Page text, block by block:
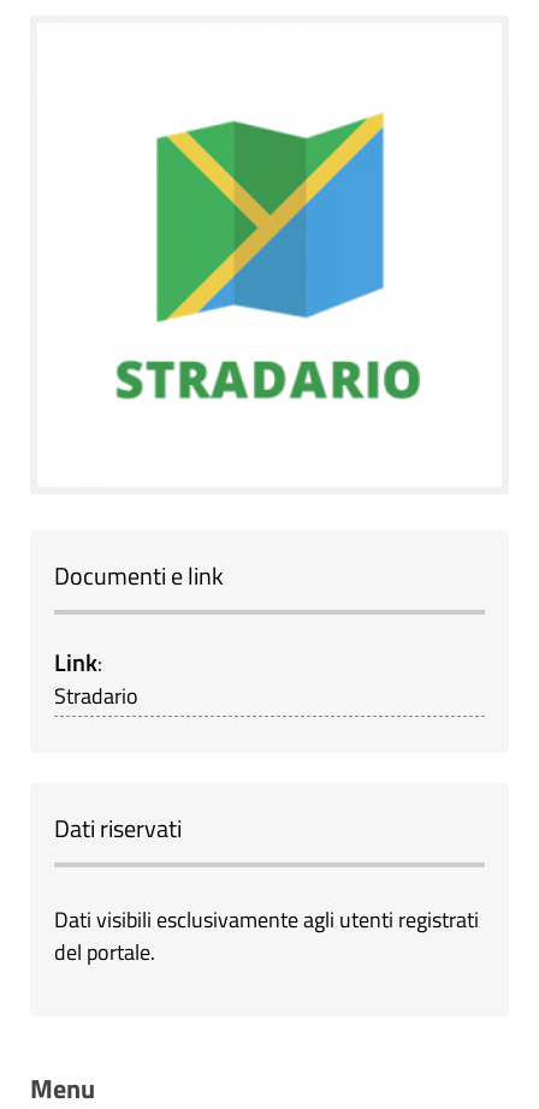
Documenti e link
Link:
Stradario
Dati riservati
Dati visibili esclusivamente agli utenti registrati
del portale.
Menu